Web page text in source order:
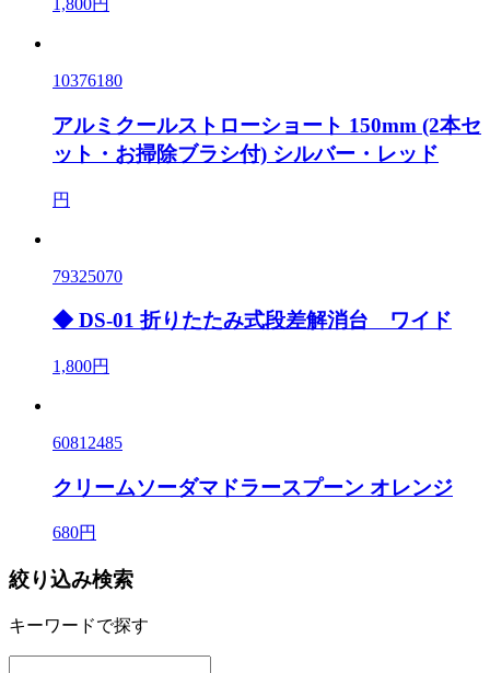
1,800円
10376180
アルミクールストローショート 150mm (2本セ
ット・お掃除ブラシ付) シルバー・レッド
円
79325070
◆ DS-01 折りたたみ式段差解消台 ワイド
1,800円
60812485
クリームソーダマドラースプーン オレンジ
680円
絞り込み検索
キーワードで探す